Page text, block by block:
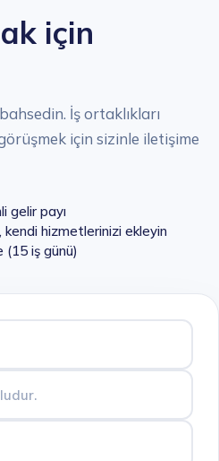
için
İş ortaklıkları
için sizinle iletişime
gelir payı
kendi hizmetlerinizi ekleyin
(15 iş günü)